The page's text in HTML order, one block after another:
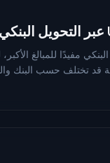
مفيدًا للمبالغ
قد تختلف حسب البنك